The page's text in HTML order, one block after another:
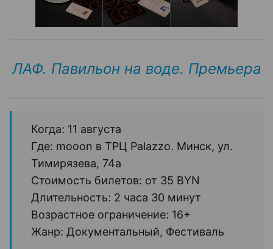
ЛАФ. Павильон на воде. Премьера
Когда: 11 августа
Где: mooon в ТРЦ Palazzo. Минск, ул.
Тимирязева, 74а
Стоимость билетов: от 35 BYN
Длительность: 2 часа 30 минут
Возрастное ограничение: 16+
Жанр: Документальный, Фестиваль